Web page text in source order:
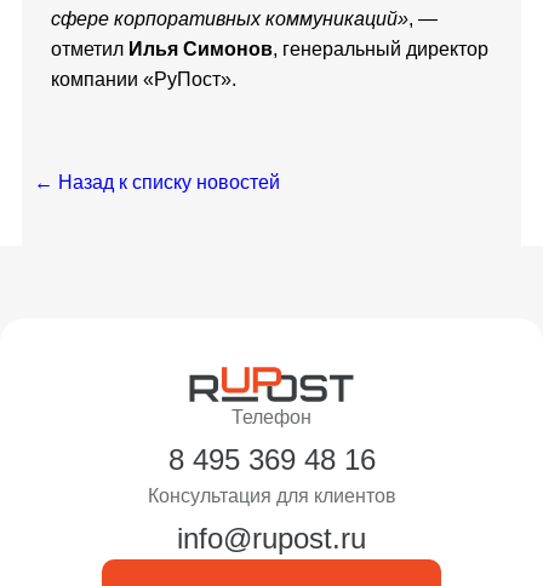
сфере корпоративных коммуникаций», —
отметил Илья Симонов, генеральный директор
компании «РуПост».
← Назад к списку новостей
Телефон
8 495 369 48 16
Консультация для клиентов
info@rupost.ru